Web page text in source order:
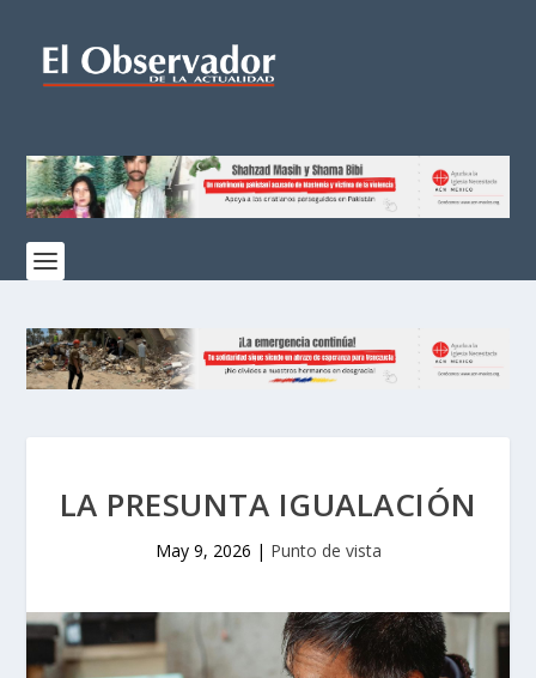
LA PRESUNTA IGUALACIÓN
May 9, 2026 | Punto de vista